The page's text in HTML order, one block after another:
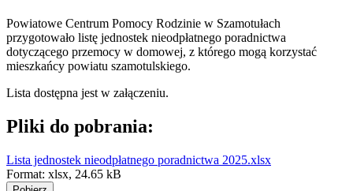
Powiatowe Centrum Pomocy Rodzinie w Szamotułach
przygotowało listę jednostek nieodpłatnego poradnictwa
dotyczącego przemocy w domowej, z którego mogą korzystać
mieszkańcy powiatu szamotulskiego.
Lista dostępna jest w załączeniu.
Pliki do pobrania:
Lista jednostek nieodpłatnego poradnictwa 2025.xlsx
Format: xlsx, 24.65 kB